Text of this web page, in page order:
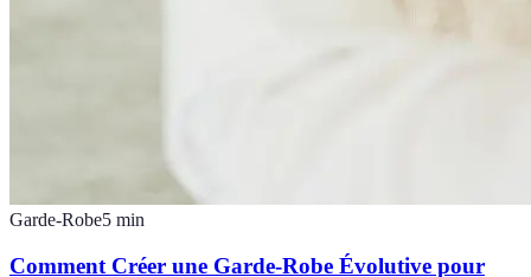
Garde-Robe5 min
Comment Créer une Garde-Robe Évolutive pour